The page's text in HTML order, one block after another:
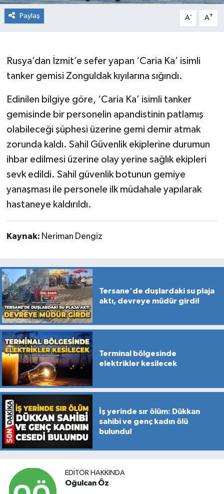
Paylaş A- A+
Rusya’dan İzmit’e sefer yapan ‘Caria Ka’ isimli
tanker gemisi Zonguldak kıyılarına sığındı.
Edinilen bilgiye göre, ‘Caria Ka’ isimli tanker
gemisinde bir personelin apandistinin patlamış
olabileceği şüphesi üzerine gemi demir atmak
zorunda kaldı. Sahil Güvenlik ekiplerine durumun
ihbar edilmesi üzerine olay yerine sağlık ekipleri
sevk edildi. Sahil güvenlik botunun gemiye
yanaşması ile personele ilk müdahale yapılarak
hastaneye kaldırıldı.
Kaynak: Neriman Dengiz
Tersane'de duşlardaki su plaja
aktı, devreye müdür girdi!
Terminal bölgesinde
elektrikler kesilecek
İş yerinde sır ölüm: Dükkan
sahibi ve genç kadın ölü
bulundu!
EDITÖR HAKKINDA
Oğulcan Öz